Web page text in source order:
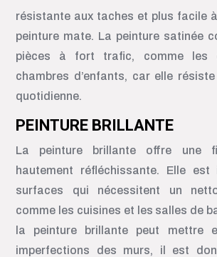
résistante aux taches et plus facile
peinture mate. La peinture satinée
pièces à fort trafic, comme les
chambres d’enfants, car elle résiste
quotidienne.
PEINTURE BRILLANTE
La peinture brillante offre une
hautement réfléchissante. Elle
surfaces qui nécessitent un
comme les cuisines et les salles de
la peinture brillante peut mettre
imperfections des murs, il est